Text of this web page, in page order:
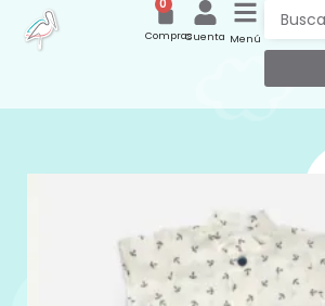
Menú
Cuenta
0
Compras